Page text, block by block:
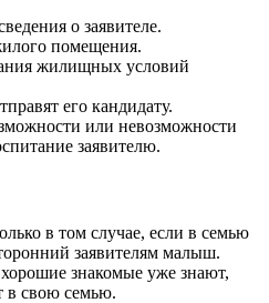
о заявителе.
помещения.
жилищных условий
его кандидату.
или невозможности
заявителю.
в том случае, если в семью
заявителям малыш.
знакомые уже знают,
в свою семью.